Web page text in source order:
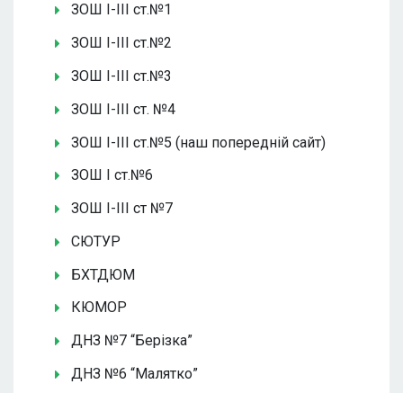
ЗОШ І-ІІІ ст.№1
ЗОШ І-ІІІ ст.№2
ЗОШ І-ІІІ ст.№3
ЗОШ І-ІІІ ст. №4
ЗОШ І-ІІІ ст.№5 (наш попередній сайт)
ЗОШ І ст.№6
ЗОШ І-ІІІ ст №7
СЮТУР
БХТДЮМ
КЮМОР
ДНЗ №7 “Берізка”
ДНЗ №6 “Малятко”